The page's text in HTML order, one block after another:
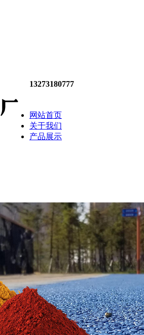
13273180777
网站首页
关于我们
产品展示